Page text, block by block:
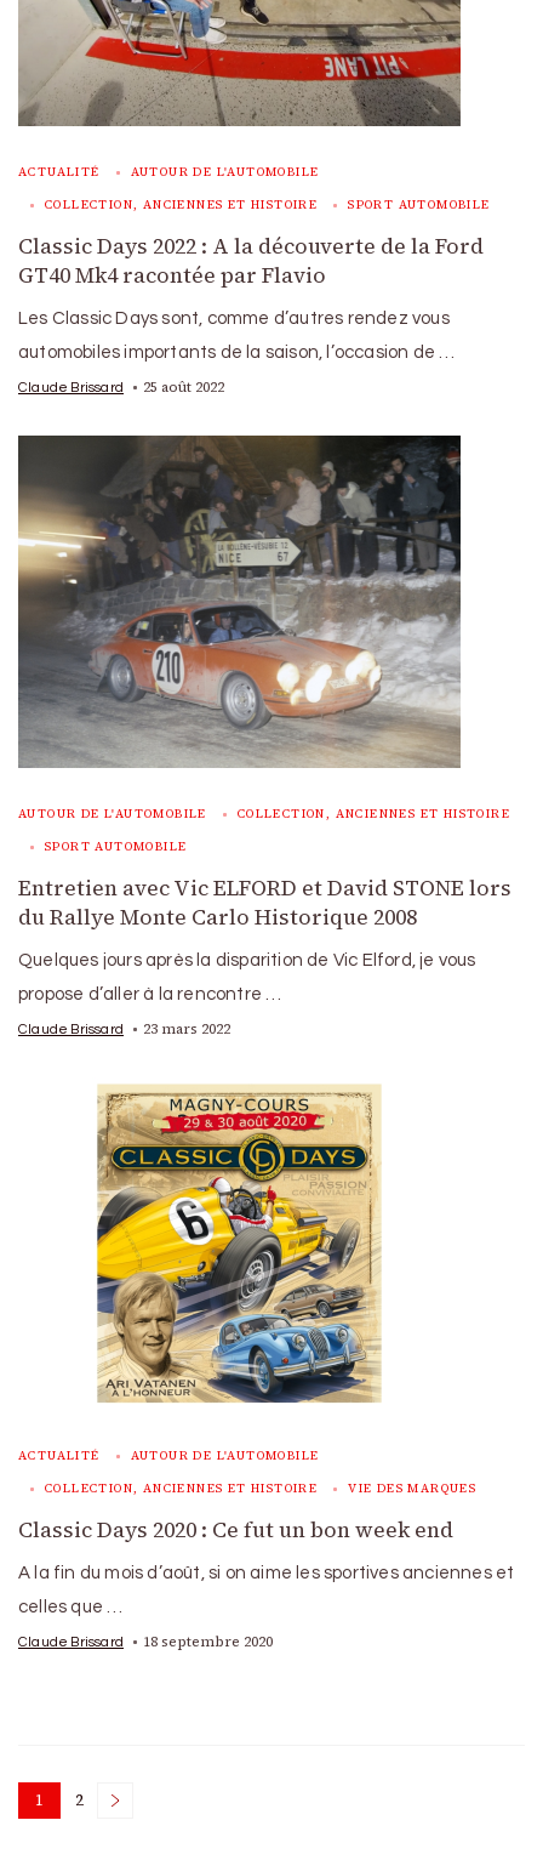
ACTUALITÉ AUTOUR DE L'AUTOMOBILE
COLLECTION, ANCIENNES ET HISTOIRE SPORT AUTOMOBILE
Classic Days 2022 : A la découverte de la Ford
GT40 Mk4 racontée par Flavio
Les Classic Days sont, comme d’autres rendez vous
automobiles importants de la saison, l’occasion de …
Claude Brissard 25 août 2022
AUTOUR DE L'AUTOMOBILE COLLECTION, ANCIENNES ET HISTOIRE
SPORT AUTOMOBILE
Entretien avec Vic ELFORD et David STONE lors
du Rallye Monte Carlo Historique 2008
Quelques jours après la disparition de Vic Elford, je vous
propose d’aller à la rencontre …
Claude Brissard 23 mars 2022
ACTUALITÉ AUTOUR DE L'AUTOMOBILE
COLLECTION, ANCIENNES ET HISTOIRE VIE DES MARQUES
Classic Days 2020 : Ce fut un bon week end
A la fin du mois d’août, si on aime les sportives anciennes et
celles que …
Claude Brissard 18 septembre 2020
Posts
Page
1 Page
2